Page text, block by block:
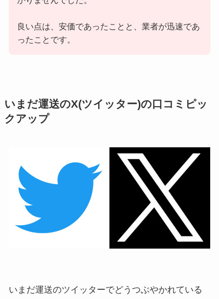
良い点は、安価であったことと、業者が迅速であ
ったことです。
いまだ運送のX(ツイッター)の口コミピッ
クアップ
いまだ運送のツイッターでどうつぶやかれている